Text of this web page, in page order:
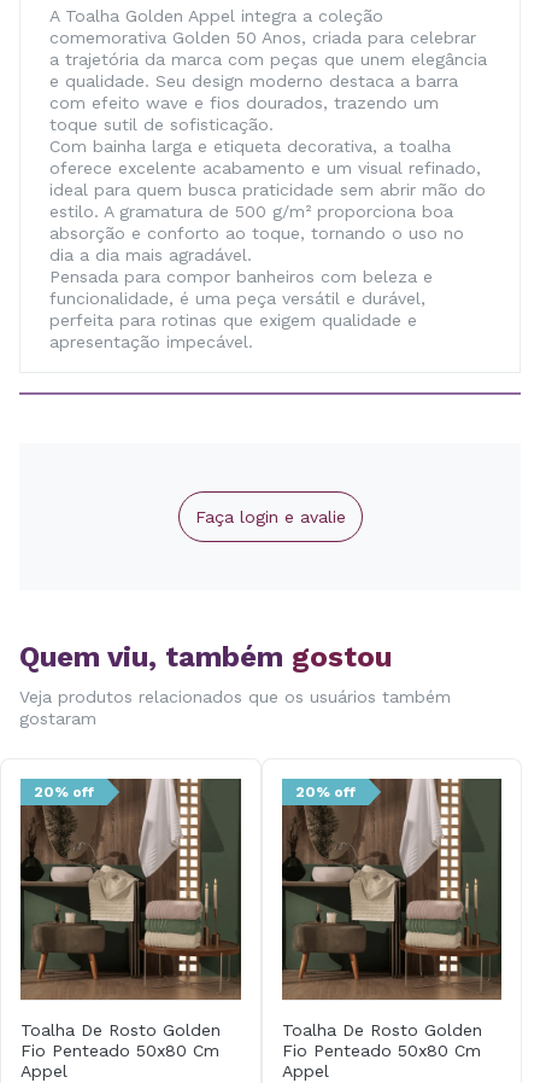
A Toalha Golden Appel integra a coleção
comemorativa Golden 50 Anos, criada para celebrar
a trajetória da marca com peças que unem elegância
e qualidade. Seu design moderno destaca a barra
com efeito wave e fios dourados, trazendo um
toque sutil de sofisticação.
Com bainha larga e etiqueta decorativa, a toalha
oferece excelente acabamento e um visual refinado,
ideal para quem busca praticidade sem abrir mão do
estilo. A gramatura de 500 g/m² proporciona boa
absorção e conforto ao toque, tornando o uso no
dia a dia mais agradável.
Pensada para compor banheiros com beleza e
funcionalidade, é uma peça versátil e durável,
perfeita para rotinas que exigem qualidade e
apresentação impecável.
Faça login e avalie
Quem viu, também gostou
Veja produtos relacionados que os usuários também
gostaram
20% off
Toalha De Rosto Golden
Fio Penteado 50x80 Cm
Appel
20% off
Toalha De Rosto Golden
Fio Penteado 50x80 Cm
Appel